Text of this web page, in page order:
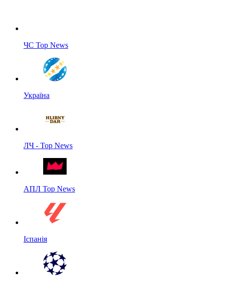
ЧС Top News
Україна
ЛЧ - Top News
АПЛ Top News
Іспанія